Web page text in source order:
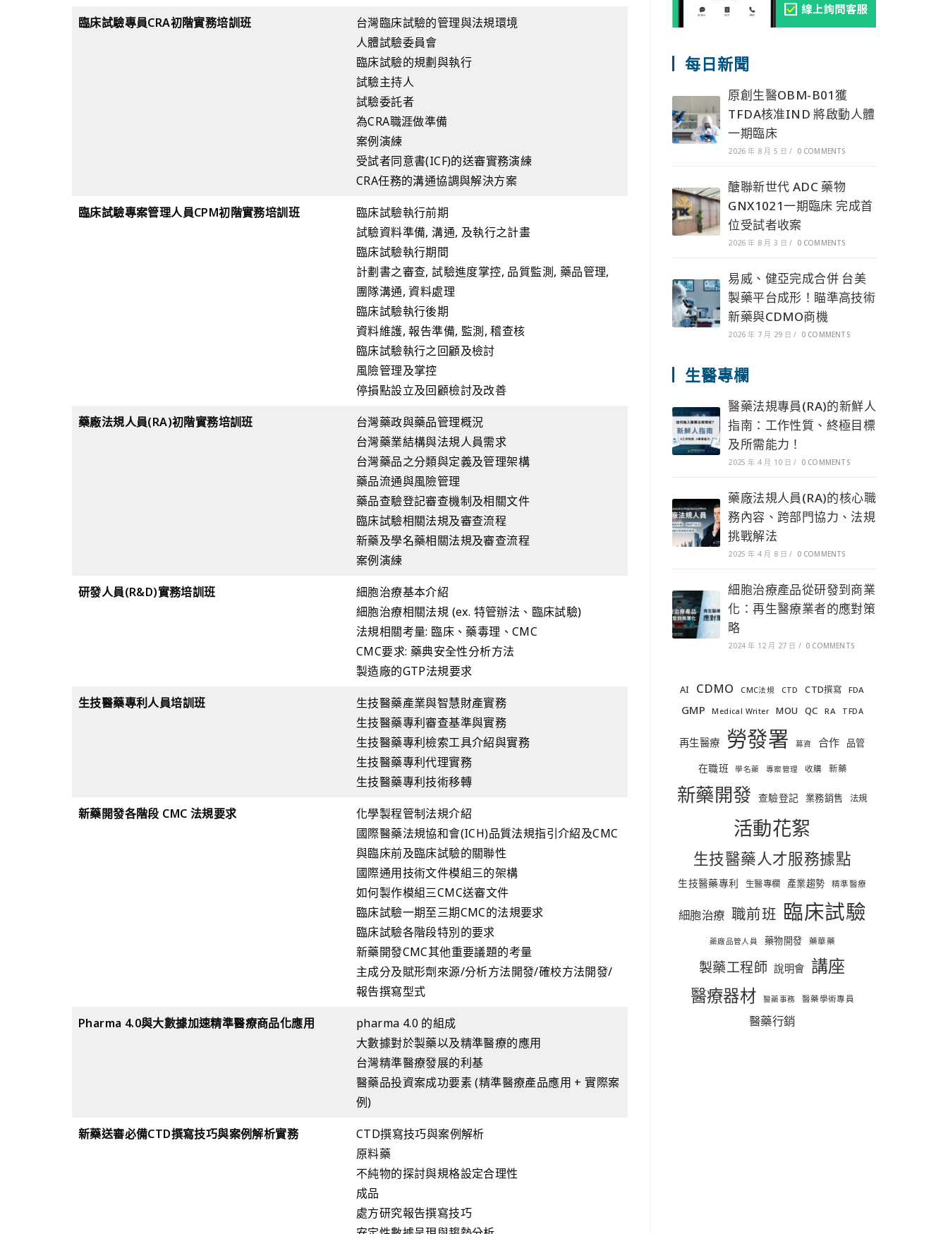
臨床試驗專員CRA初階實務培訓班
台灣臨床試驗的管理與法規環境
人體試驗委員會
臨床試驗的規劃與執行
試驗主持人
試驗委託者
為CRA職涯做準備
案例演練
受試者同意書(ICF)的送審實務演練
CRA任務的溝通協調與解決方案
臨床試驗專案管理人員CPM初階實務培訓班
臨床試驗執行前期
試驗資料準備, 溝通, 及執行之計畫
臨床試驗執行期間
計劃書之審查, 試驗進度掌控, 品質監測, 藥品管理,
團隊溝通, 資料處理
臨床試驗執行後期
資料維護, 報告準備, 監測, 稽查核
臨床試驗執行之回顧及檢討
風險管理及掌控
停損點設立及回顧檢討及改善
藥廠法規人員(RA)初階實務培訓班
台灣藥政與藥品管理概況
台灣藥業結構與法規人員需求
台灣藥品之分類與定義及管理架構
藥品流通與風險管理
藥品查驗登記審查機制及相關文件
臨床試驗相關法規及審查流程
新藥及學名藥相關法規及審查流程
案例演練
研發人員(R&D)實務培訓班
細胞治療基本介紹
細胞治療相關法規 (ex. 特管辦法、臨床試驗)
法規相關考量: 臨床、藥毒理、CMC
CMC要求: 藥典安全性分析方法
製造廠的GTP法規要求
生技醫藥專利人員培訓班
生技醫藥產業與智慧財產實務
生技醫藥專利審查基準與實務
生技醫藥專利檢索工具介紹與實務
生技醫藥專利代理實務
生技醫藥專利技術移轉
新藥開發各階段 CMC 法規要求
化學製程管制法規介紹
國際醫藥法規協和會(ICH)品質法規指引介紹及CMC
與臨床前及臨床試驗的關聯性
國際通用技術文件模組三的架構
如何製作模組三CMC送審文件
臨床試驗一期至三期CMC的法規要求
臨床試驗各階段特別的要求
新藥開發CMC其他重要議題的考量
主成分及賦形劑來源/分析方法開發/確校方法開發/
報告撰寫型式
Pharma 4.0與大數據加速精準醫療商品化應用
pharma 4.0 的組成
大數據對於製藥以及精準醫療的應用
台灣精準醫療發展的利基
醫藥品投資案成功要素 (精準醫療產品應用 + 實際案
例)
新藥送審必備CTD撰寫技巧與案例解析實務
CTD撰寫技巧與案例解析
原料藥
不純物的探討與規格設定合理性
成品
處方研究報告撰寫技巧
每日新聞
原創生醫OBM-B01獲
TFDA核准IND 將啟動人體
一期臨床
2026 年 8 月 5 日 / 0 COMMENTS
醣聯新世代 ADC 藥物
GNX1021一期臨床 完成首
位受試者收案
2026 年 8 月 3 日 / 0 COMMENTS
易威、健亞完成合併 台美
製藥平台成形！瞄準高技術
新藥與CDMO商機
2026 年 7 月 29 日 / 0 COMMENTS
生醫專欄
醫藥法規專員(RA)的新鮮人
指南：工作性質、終極目標
及所需能力！
2025 年 4 月 10 日 / 0 COMMENTS
藥廠法規人員(RA)的核心職
務內容、跨部門協力、法規
挑戰解法
2025 年 4 月 8 日 / 0 COMMENTS
細胞治療產品從研發到商業
化：再生醫療業者的應對策
略
2024 年 12 月 27 日 / 0 COMMENTS
AI CDMO CMC法規 CTD CTD撰寫 FDA
GMP Medical Writer MOU QC RA TFDA
再生醫療 勞發署 募資 合作 品管
在職班 學名藥 專案管理 收購 新藥
新藥開發 查驗登記 業務銷售 法規
活動花絮
生技醫藥人才服務據點
生技醫藥專利 生醫專欄 產業趨勢 精準醫療
細胞治療 職前班 臨床試驗
藥廠品管人員 藥物開發 藥華藥
製藥工程師 說明會 講座
醫療器材 醫藥事務 醫藥學術專員
醫藥行銷